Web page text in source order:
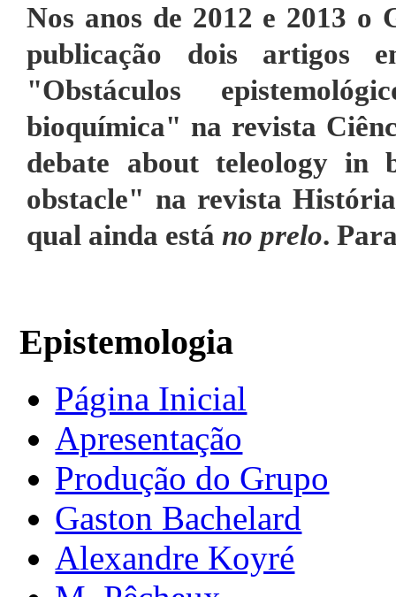
Nos anos de 2012 e 2013 o
publicação dois artigos
"Obstáculos
bioquímica" na revista
debate about teleology in
obstacle" na revista
qual ainda está no prelo.
Epistemologia
Página Inicial
Apresentação
Produção do Grupo
Gaston Bachelard
Alexandre Koyré